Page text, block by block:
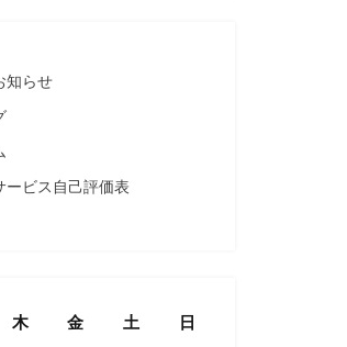
知らせ
ービス自己評価表
木 金 土
日